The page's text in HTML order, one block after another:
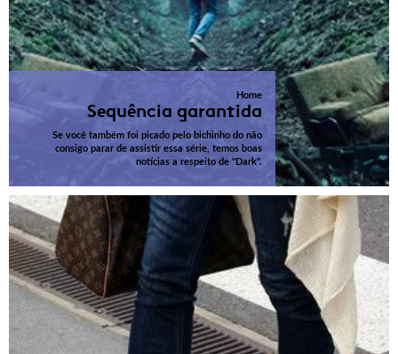
Home
Sequência garantida
Se você também foi picado pelo bichinho do não
consigo parar de assistir essa série, temos boas
notícias a respeito de "Dark".